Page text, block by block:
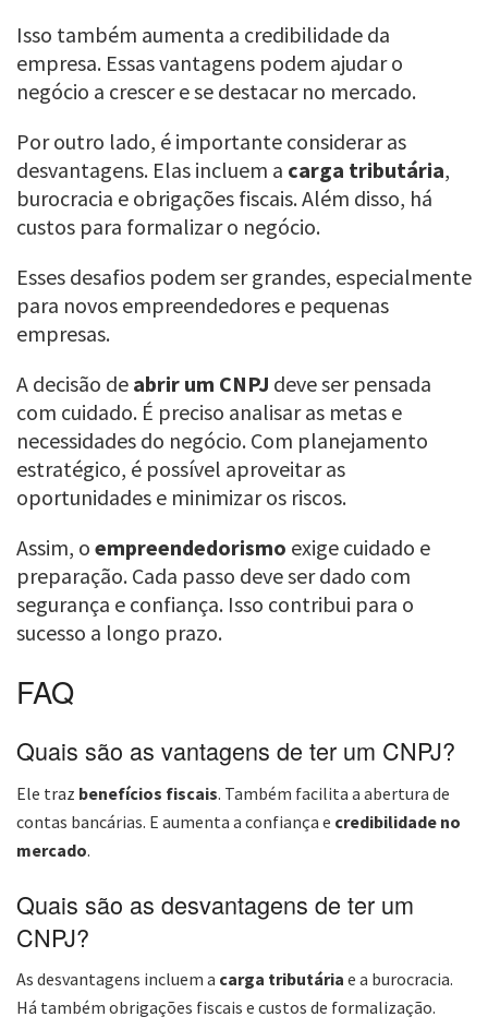
Isso também aumenta a credibilidade da
empresa. Essas vantagens podem ajudar o
negócio a crescer e se destacar no mercado.
Por outro lado, é importante considerar as
desvantagens. Elas incluem a carga tributária,
burocracia e obrigações fiscais. Além disso, há
custos para formalizar o negócio.
Esses desafios podem ser grandes, especialmente
para novos empreendedores e pequenas
empresas.
A decisão de abrir um CNPJ deve ser pensada
com cuidado. É preciso analisar as metas e
necessidades do negócio. Com planejamento
estratégico, é possível aproveitar as
oportunidades e minimizar os riscos.
Assim, o empreendedorismo exige cuidado e
preparação. Cada passo deve ser dado com
segurança e confiança. Isso contribui para o
sucesso a longo prazo.
FAQ
Quais são as vantagens de ter um CNPJ?
Ele traz benefícios fiscais. Também facilita a abertura de
contas bancárias. E aumenta a confiança e credibilidade no
mercado.
Quais são as desvantagens de ter um
CNPJ?
As desvantagens incluem a carga tributária e a burocracia.
Há também obrigações fiscais e custos de formalização.